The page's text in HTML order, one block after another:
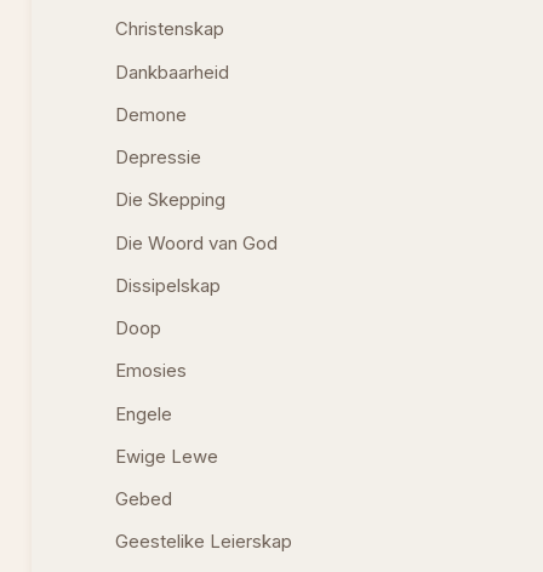
Christenskap
Dankbaarheid
Demone
Depressie
Die Skepping
Die Woord van God
Dissipelskap
Doop
Emosies
Engele
Ewige Lewe
Gebed
Geestelike Leierskap